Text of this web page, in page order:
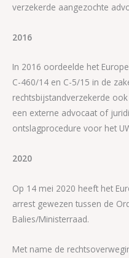
verzekerde aangezochte
2016
In 2016 oordeelde het
C-460/14 en C-5/15 in de
rechtsbijstandverzekerde
een externe advocaat of
ontslagprocedure voor het
2020
Op 14 mei 2020 heeft het
arrest gewezen tussen de
Balies/Ministerraad.
Met name de